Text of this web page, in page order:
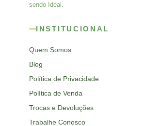
sendo Ideal.
INSTITUCIONAL
Quem Somos
Blog
Política de Privacidade
Política de Venda
Trocas e Devoluções
Trabalhe Conosco